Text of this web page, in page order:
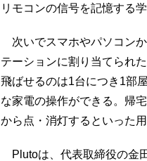
リモコンの信号を記憶する
次いでスマホやパソコン
テーションに割り当てられ
飛ばせるのは1台につき1部
な家電の操作ができる。帰
から点・消灯するといった
Plutoは、代表取締役の金